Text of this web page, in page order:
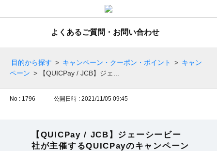
よくあるご質問・お問い合わせ
目的から探す > キャンペーン・クーポン・ポイント > キャン
ペーン > 【QUICPay / JCB】ジェ...
No : 1796 公開日時 : 2021/11/05 09:45
【QUICPay / JCB】ジェーシービー
社が主催するQUICPayのキャンペーン